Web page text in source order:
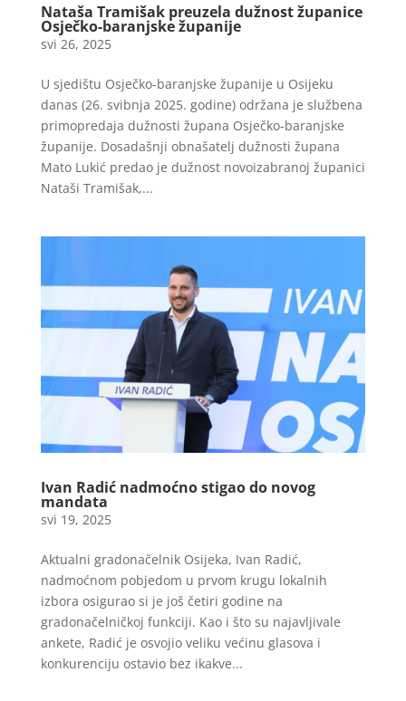
Nataša Tramišak preuzela dužnost županice
Osječko-baranjske županije
svi 26, 2025
U sjedištu Osječko-baranjske županije u Osijeku
danas (26. svibnja 2025. godine) održana je službena
primopredaja dužnosti župana Osječko-baranjske
županije. Dosadašnji obnašatelj dužnosti župana
Mato Lukić predao je dužnost novoizabranoj županici
Nataši Tramišak,...
Ivan Radić nadmoćno stigao do novog
mandata
svi 19, 2025
Aktualni gradonačelnik Osijeka, Ivan Radić,
nadmoćnom pobjedom u prvom krugu lokalnih
izbora osigurao si je još četiri godine na
gradonačelničkoj funkciji. Kao i što su najavljivale
ankete, Radić je osvojio veliku većinu glasova i
konkurenciju ostavio bez ikakve...